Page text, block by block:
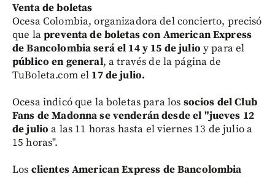
Venta de boletas
Ocesa Colombia, organizadora del concierto, precisó
que lapreventa de boletas con American Express
de Bancolombia será el 14 y 15 de julio y para el
público en general, a través de la página de
TuBoleta.com el 17 de julio.
Ocesa indicó que la boletas para los socios del Club
Fans de Madonna se venderán desde el "jueves 12
de julio a las 11 horas hasta el viernes 13 de julio a
15 horas".
Los clientes American Express de Bancolombia